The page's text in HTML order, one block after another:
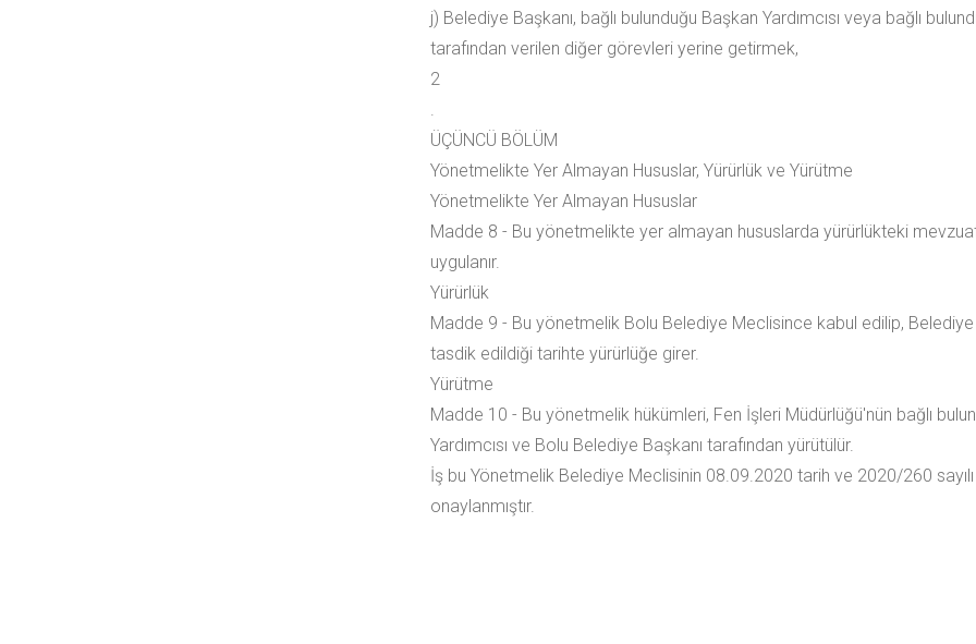
j) Belediye Başkanı, bağlı bulunduğu Başkan Yardımcısı veya bağlı
tarafından verilen diğer görevleri yerine getirmek,
2
.
ÜÇÜNCÜ BÖLÜM
Yönetmelikte Yer Almayan Hususlar, Yürürlük ve Yürütme
Yönetmelikte Yer Almayan Hususlar
Madde 8 - Bu yönetmelikte yer almayan hususlarda yürürlükteki
uygulanır.
Yürürlük
Madde 9 - Bu yönetmelik Bolu Belediye Meclisince kabul edilip, Belediye
tasdik edildiği tarihte yürürlüğe girer.
Yürütme
Madde 10 - Bu yönetmelik hükümleri, Fen İşleri Müdürlüğü'nün bağlı
Yardımcısı ve Bolu Belediye Başkanı tarafından yürütülür.
İş bu Yönetmelik Belediye Meclisinin 08.09.2020 tarih ve 2020/260 sayılı
onaylanmıştır.